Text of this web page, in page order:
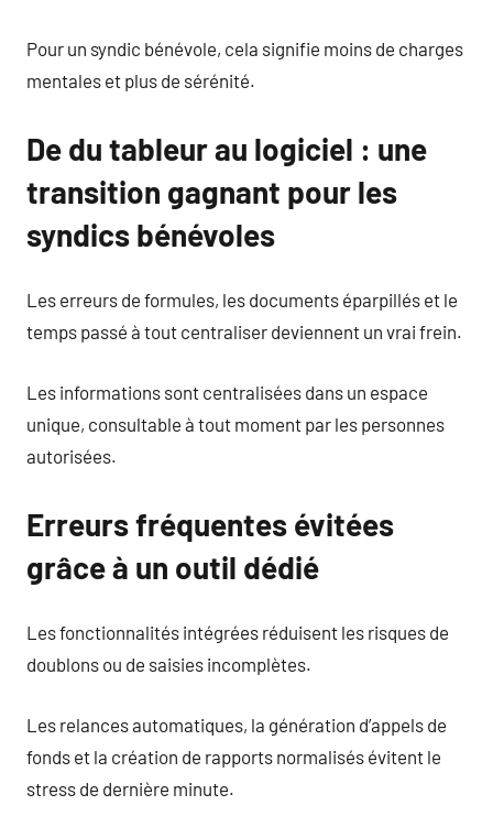
Pour un syndic bénévole, cela signifie moins de charges
mentales et plus de sérénité.
De du tableur au logiciel : une
transition gagnant pour les
syndics bénévoles
Les erreurs de formules, les documents éparpillés et le
temps passé à tout centraliser deviennent un vrai frein.
Les informations sont centralisées dans un espace
unique, consultable à tout moment par les personnes
autorisées.
Erreurs fréquentes évitées
grâce à un outil dédié
Les fonctionnalités intégrées réduisent les risques de
doublons ou de saisies incomplètes.
Les relances automatiques, la génération d’appels de
fonds et la création de rapports normalisés évitent le
stress de dernière minute.